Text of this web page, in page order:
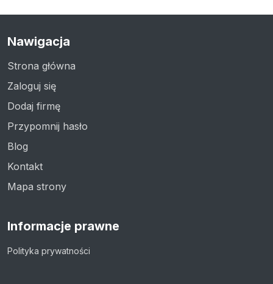
Nawigacja
Strona główna
Zaloguj się
Dodaj firmę
Przypomnij hasło
Blog
Kontakt
Mapa strony
Informacje prawne
Polityka prywatności